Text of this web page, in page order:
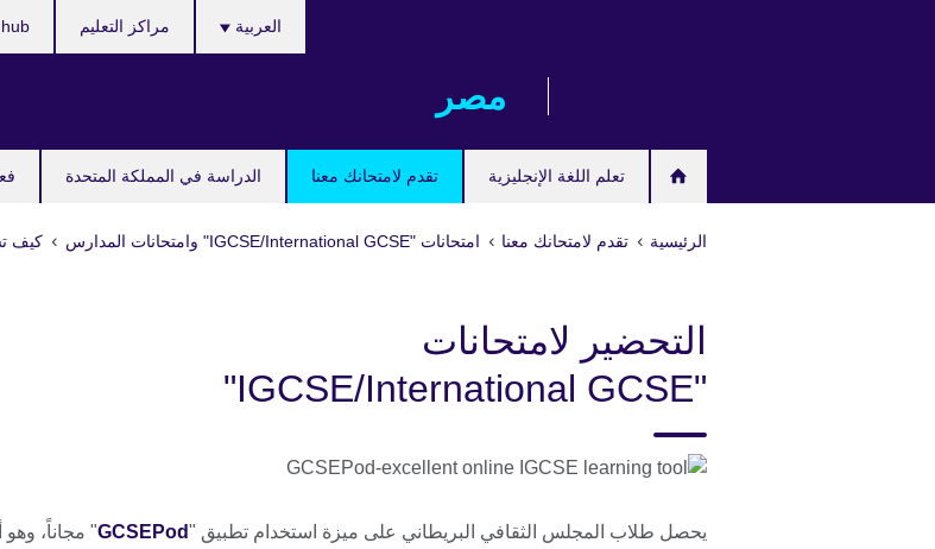
مصر‎
تعلم اللغة الإنجليزية تقدم لامتحانك معنا الدراسة في المملكة المتحدة
العربية مراكز التعليم
الرئيسية تقدم لامتحانك معنا امتحانات "IGCSE/International GCSE" وامتحانات المدارس كيف
التحضير لامتحانات
"IGCSE/International GCSE"
يحصل طلاب المجلس الثقافي البريطاني على ميزة استخدام تطبيق "GCSEPod" مجاناً، وهو